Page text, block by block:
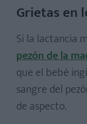
Grietas en
Si la lactancia
pezón de la
que el bebé
sangre del
de aspecto.